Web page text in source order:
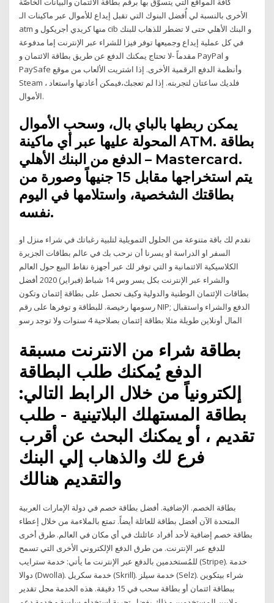
الأخرى بالنسبة لي أٌفضل البنوك التي تقبل إيداع للأموال عبر ماكينات الـ
atm منها كريدي أجريكول و cib و البنك الأهلي حتى لا تضطر للذهاب للبنك
في كل عملية إيداع وجميعها توفر فيزا للشراء عبر الإنترنت إما مدفوعة
مقدماً -لا تحتاج يمكنك الدفع عن طريق بطاقة الائتمان و PayPal و
PaySafe وأنظمة الدفع الرقمية الأخرى. إذا اشتريت الألعاب من موقع
Steam ، فلديك ساعتان لتجربته. إذا لم تعجبك،فيمكن أعادتها واستعاد
الأموال.
يمكن ربطها بالباي بال، وسحب الأموال
المحولة عليها عبر أي ماكينة ATM. بطاقة
الدفع من البنك الأهلي – Mastercard.
يتم استخراجها مقابل 15 جنيهاً وصورة من
بطاقتك الشخصية، واستلامها في اليوم
نفسه.
نقدم لك باقة متنوعة من الحلول التمويلية لتلبية رغباتك في شراء منزل او
السفر او الدراسة او يسرنا أن نرحب بك في عالم بطاقات الجزيرة
الكلاسيكية الائتمانية و التي توفر لك عبر أجهزة نقاط البيع حول العالم
والشراء عبر الإنترنت بكل يسر وس 14 شباط (فبراير) 2020 أفضل
بطاقات الإئتمان الوطنية والدولية وكيف تحصل على بطاقة إئتمان وتكون
رسومها رخيصة. للبطاقة و توفرها على رقم NIP; الدفع والشراء واستقبال
المال أونلاين طويلة مثلا بطاقة إئتمان بصلاحية 4 سنوات ولا توجد رسو
بطاقة شراء من الانترنت مسبقة
الدفع يُمكنك طلب البطاقة
إلكترونياً من خلال الرابط التالي:
بطاقة المستهلك البلاتينية - طلب
تقديم ، أو يمكنك البحث عن أقرب
فرع لك والذهاب إلي البنك
والتقديم هنالك
بطاقة الخصم. الإضافية. أفضل بطاقة خصم في دولة الإمارات العربية
المتحدة الآن أفضل بطاقة للعائلة أيضاً. تمتع بالملاءمة من خلال إعطاء
بطاقة خصم إضافية لأحد أفراد عائلتك في أي مكان في العالم. طرق أخرى
للدفع عبر الإنترنت. من طرق الدفع الإلكتروني الأخرى التي تسمح
للمُستخدمين بالدفع عبر الإنترنت ما يأتي: خدمة سترايب (Stripe). خدمة
دوالا (Dwolla). خدمة سكريل (Skrill). خدمة سيلز (Selz). شراء بيتكوين
ببطاقة ائتمان أو بطاقة سحب في 15 دقيقة. هذه الخدمة محل تقدير